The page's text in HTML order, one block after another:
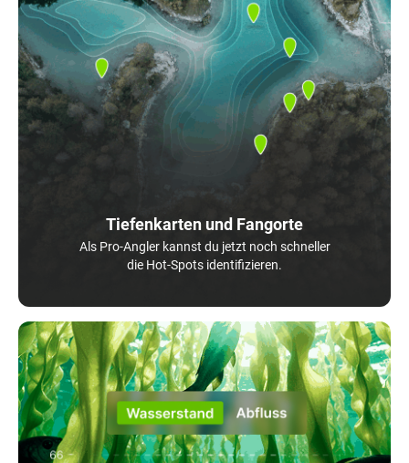
Tiefenkarten und Fangorte
Als Pro-Angler kannst du jetzt noch schneller
die Hot-Spots identifizieren.